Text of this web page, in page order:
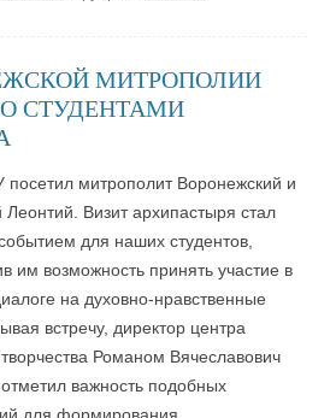
МИТРОПОЛИИ
СТУДЕНТАМИ
посетил митрополит Воронежский и
Леонтий. Визит архипастыря стал
для наших студентов,
им возможность принять участие в
на духовно-нравственные
встречу, директор центра
творчества Романом Вячеславович
важность подобных